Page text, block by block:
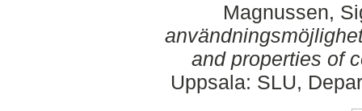
Magnussen,
and properties of
Uppsala: SLU,